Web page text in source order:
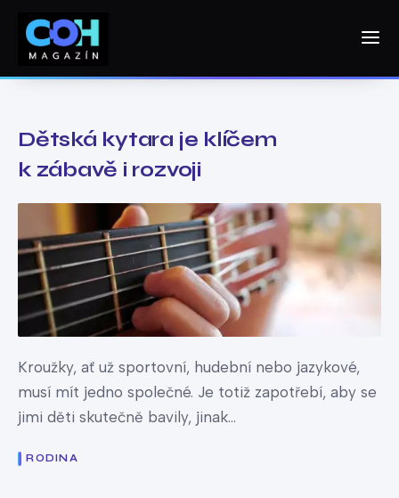
Dětská kytara je klíčem
k zábavě i rozvoji
Kroužky, ať už sportovní, hudební nebo jazykové,
musí mít jedno společné. Je totiž zapotřebí, aby se
jimi děti skutečně bavily, jinak...
RODINA